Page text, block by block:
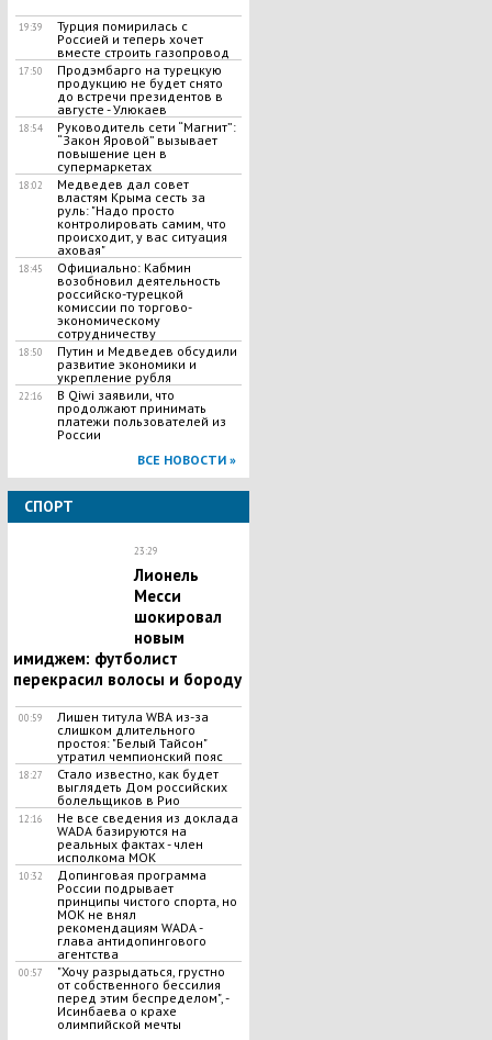
19:39
Турция помирилась с
Россией и теперь хочет
вместе строить газопровод
17:50
Продэмбарго на турецкую
продукцию не будет снято
до встречи президентов в
августе - Улюкаев
18:54
Руководитель сети “Магнит”:
“Закон Яровой” вызывает
повышение цен в
супермаркетах
18:02
​Медведев дал совет
властям Крыма сесть за
руль: "Надо просто
контролировать самим, что
происходит, у вас ситуация
аховая"
18:45
Официально: Кабмин
возобновил деятельность
российско-турецкой
комиссии по торгово-
экономическому
сотрудничеству
18:50
Путин и Медведев обсудили
развитие экономики и
укрепление рубля
22:16
В Qiwi заявили, что
продолжают принимать
платежи пользователей из
России
ВСЕ НОВОСТИ »
СПОРТ
23:29
Лионель
Месси
шокировал
новым
имиджем: футболист
перекрасил волосы и бороду
00:59
Лишен титула WBA из-за
слишком длительного
простоя: "Белый Тайсон"
утратил чемпионский пояс
18:27
Стало известно, как будет
выглядеть Дом российских
болельщиков в Рио
12:16
Не все сведения из доклада
WADA базируются на
реальных фактах - член
исполкома МОК
10:32
Допинговая программа
России подрывает
принципы чистого спорта, но
МОК не внял
рекомендациям WADA -
глава антидопингового
агентства
00:57
"Хочу разрыдаться, грустно
от собственного бессилия
перед этим беспределом", -
Исинбаева о крахе
олимпийской мечты